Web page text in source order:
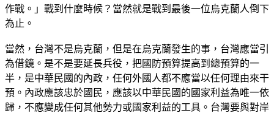
作戰。」戰到什麼時候？當然就是戰到最後一位烏克蘭人倒下
為止。
當然，台灣不是烏克蘭，但是在烏克蘭發生的事，台灣應當引
為借鏡。是不是要延長兵役，把國防預算提高到總預算的一
半，是中華民國的內政，任何外國人都不應當以任何理由來干
預。內政應該忠於國民，應該以中華民國的國家利益為唯一依
歸，不應變成任何其他勢力或國家利益的工具。台灣要與對岸